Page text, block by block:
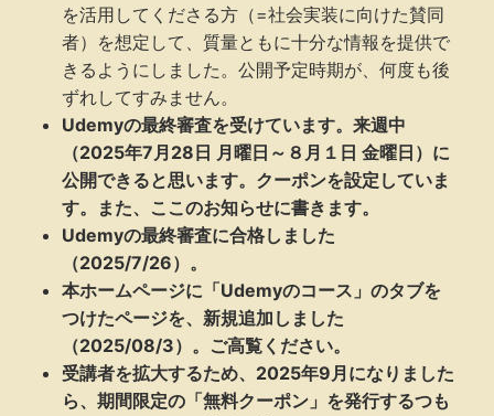
を活用してくださる方（=社会実装に向けた賛同
者）を想定して、質量ともに十分な情報を提供で
きるようにしました。公開予定時期が、何度も後
ずれしてすみません。
Udemyの最終審査を受けています。来週中
（2025年7月28日 月曜日～８月１日 金曜日）に
公開できると思います。クーポンを設定していま
す。また、ここのお知らせに書きます。
Udemyの最終審査に合格しました
（2025/7/26）。
本ホームページに「Udemyのコース」のタブを
つけたページを、新規追加しました
（2025/08/3）。ご高覧ください。
受講者を拡大するため、2025年9月になりました
ら、期間限定の「無料クーポン」を発行するつも